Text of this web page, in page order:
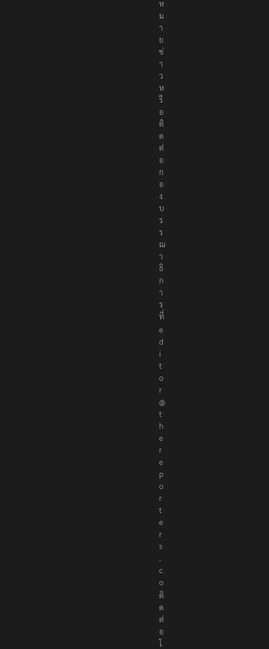
ห
ม
า
ย
ข่
า
ว
ห
รื
อ
ติ
ด
ต่
อ
ก
อ
ง
บ
ร
ร
ณ
า
ธิ
ก
า
ร
ที่
e
d
i
t
o
r
@
t
h
e
r
e
p
o
r
t
e
r
s
.
c
o
ติ
ด
ต่
อ
โ